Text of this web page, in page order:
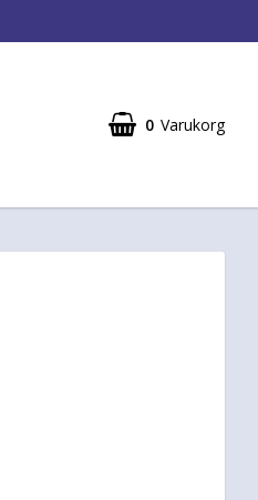
0 Varukorg